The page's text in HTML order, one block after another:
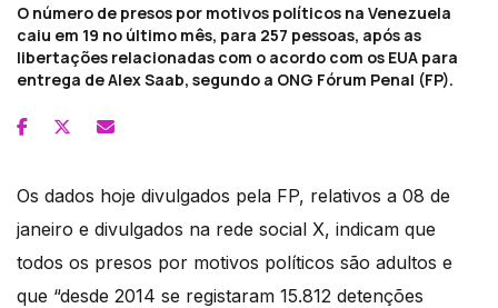
O número de presos por motivos políticos na Venezuela
caiu em 19 no último mês, para 257 pessoas, após as
libertações relacionadas com o acordo com os EUA para
entrega de Alex Saab, segundo a ONG Fórum Penal (FP).
Os dados hoje divulgados pela FP, relativos a 08 de
janeiro e divulgados na rede social X, indicam que
todos os presos por motivos políticos são adultos e
que “desde 2014 se registaram 15.812 detenções